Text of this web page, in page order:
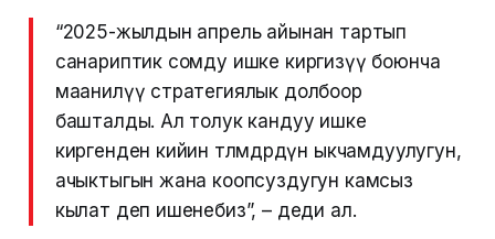
“2025-жылдын апрель айынан тартып
санариптик сомду ишке киргизүү боюнча
маанилүү стратегиялык долбоор
башталды. Ал толук кандуу ишке
киргенден кийин төлөмдөрдүн ыкчамдуулугун,
ачыктыгын жана коопсуздугун камсыз
кылат деп ишенебиз”, – деди ал.